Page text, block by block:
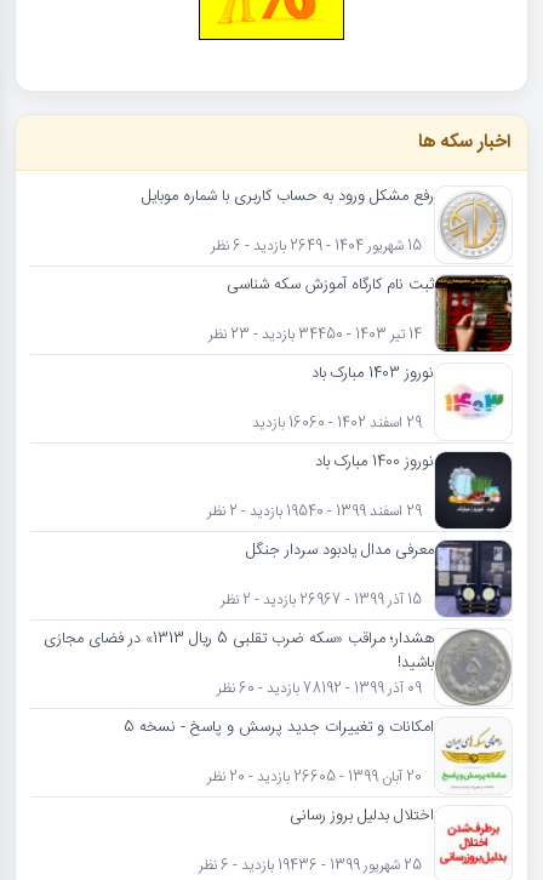
اخبار سکه ها
رفع مشکل ورود به حساب کاربری با شماره موبایل
15 شهریور 1404 - 2649 بازدید - 6 نظر
ثبت نام کارگاه آموزش سکه شناسی
14 تیر 1403 - 34450 بازدید - 23 نظر
نوروز 1403 مبارک باد
29 اسفند 1402 - 16060 بازدید
نوروز 1400 مبارک باد
29 اسفند 1399 - 19540 بازدید - 2 نظر
معرفی مدال یادبود سردار جنگل
15 آذر 1399 - 26967 بازدید - 2 نظر
هشدار؛ مراقب «سکه ضرب تقلبی 5 ریال 1313» در فضای مجازی
باشید!
09 آذر 1399 - 78192 بازدید - 60 نظر
امکانات و تغییرات جدید پرسش و پاسخ - نسخه 5
20 آبان 1399 - 26605 بازدید - 20 نظر
اختلال بدلیل بروز رسانی
25 شهریور 1399 - 19436 بازدید - 6 نظر